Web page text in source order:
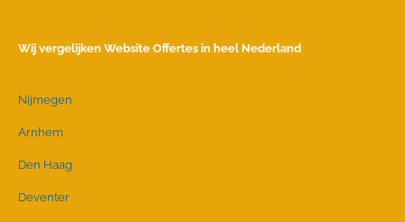
Wij vergelijken Website Offertes in heel Nederland
Nijmegen
Arnhem
Den Haag
Deventer